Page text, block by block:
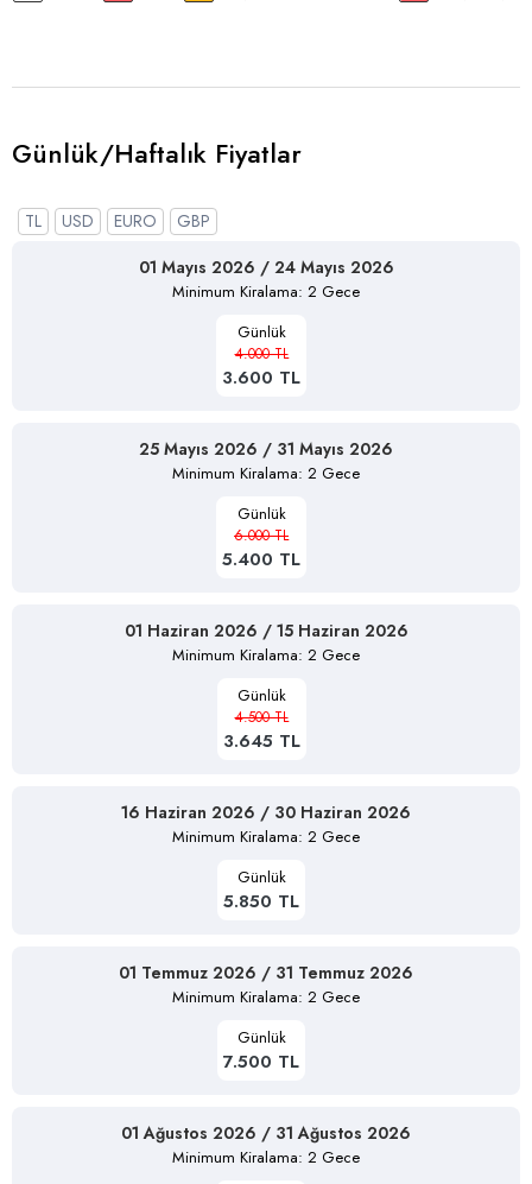
Günlük/Haftalık Fiyatlar
TL USD EURO
GBP
01 Mayıs 2026 / 24 Mayıs 2026
Minimum Kiralama: 2 Gece
Günlük
4.000 TL
3.600 TL
25 Mayıs 2026 / 31 Mayıs 2026
Minimum Kiralama: 2 Gece
Günlük
6.000 TL
5.400 TL
01 Haziran 2026 / 15 Haziran 2026
Minimum Kiralama: 2 Gece
Günlük
4.500 TL
3.645 TL
16 Haziran 2026 / 30 Haziran 2026
Minimum Kiralama: 2 Gece
Günlük
5.850 TL
01 Temmuz 2026 / 31 Temmuz 2026
Minimum Kiralama: 2 Gece
Günlük
7.500 TL
01 Ağustos 2026 / 31 Ağustos 2026
Minimum Kiralama: 2 Gece